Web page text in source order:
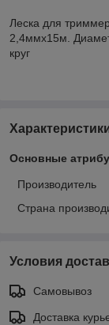
Леска для
2,4ммх15м.
круг
Основные
Производитель
Страна
Условия
Самовывоз
Доставка